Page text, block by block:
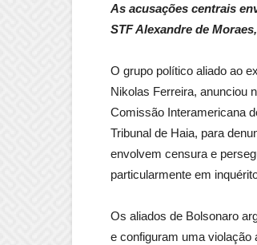
As acusações centrais
STF Alexandre de
O grupo político aliado ao
Nikolas Ferreira, anunciou
Comissão Interamericana
Tribunal de Haia, para
envolvem censura e
particularmente em
Os aliados de Bolsonaro
e configuram uma violação